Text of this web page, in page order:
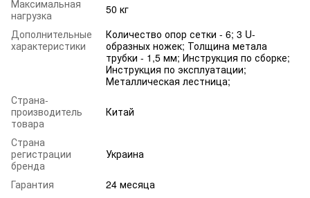
Максимальная
нагрузка
50 кг
Дополнительные
характеристики
Количество опор сетки - 6; 3 U-
образных ножек; Толщина метала
трубки - 1,5 мм; Инструкция по сборке;
Инструкция по эксплуатации;
Металлическая лестница;
Страна-
производитель
товара
Китай
Страна
регистрации
бренда
Украина
Гарантия 24 месяца